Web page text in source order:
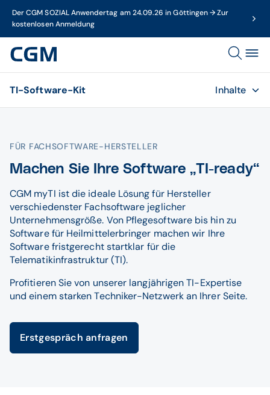
Der CGM SOZIAL Anwendertag am 24.09.26 in Göttingen → Zur
kostenlosen Anmeldung
TI-Software-Kit Inhalte
FÜR FACHSOFTWARE-HERSTELLER
Machen Sie Ihre Software „TI-ready“
CGM myTI ist die ideale Lösung für Hersteller
verschiedenster Fachsoftware jeglicher
Unternehmensgröße. Von Pflegesoftware bis hin zu
Software für Heilmittelerbringer machen wir Ihre
Software fristgerecht startklar für die
Telematikinfrastruktur (TI).
Profitieren Sie von unserer langjährigen TI-Expertise
und einem starken Techniker-Netzwerk an Ihrer Seite.
Erstgespräch anfragen